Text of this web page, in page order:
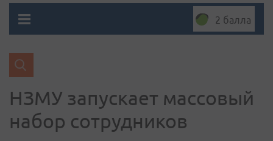
2 балла
НЗМУ запускает массовый
набор сотрудников